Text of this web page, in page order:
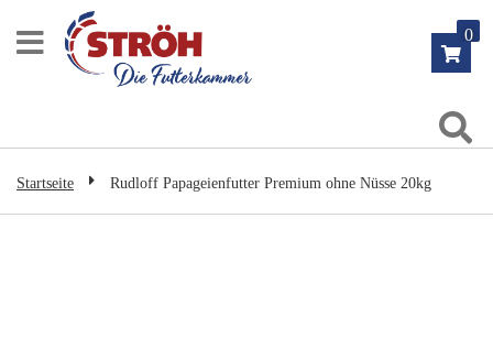
Inhalt
0
Startseite Rudloff Papageienfutter Premium ohne Nüsse 20kg